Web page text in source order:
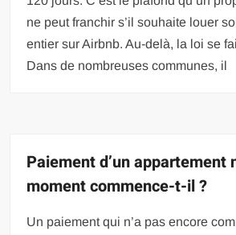
ne peut franchir s’il souhaite louer
entier sur Airbnb. Au-delà, la loi se
Dans de nombreuses communes, il
Paiement d’un appartement
moment commence-t-il ?
Un paiement qui n’a pas encore